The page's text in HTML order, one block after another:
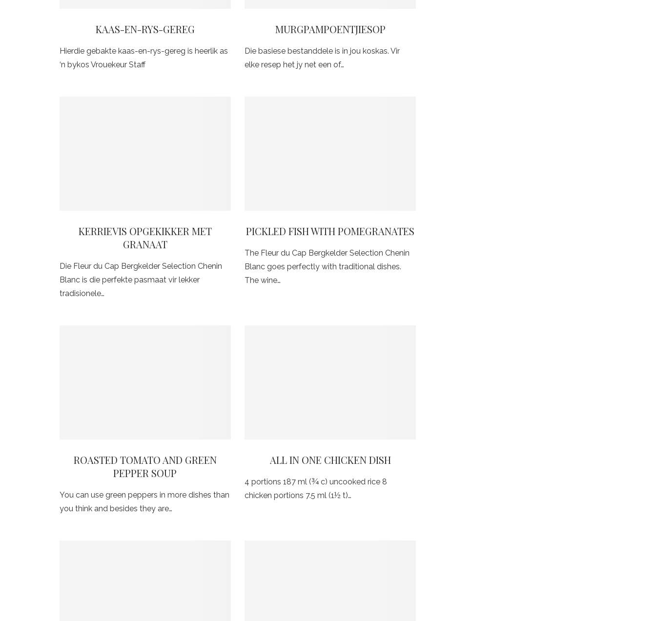
KAAS-EN-RYS-GEREG
Hierdie gebakte kaas-en-rys-gereg is heerlik as
‘n bykos Vrouekeur Staff
MURGPAMPOENTJIESOP
Die basiese bestanddele is in jou koskas. Vir
elke resep het jy net een of…
KERRIEVIS OPGEKIKKER MET
GRANAAT
Die Fleur du Cap Bergkelder Selection Chenin
Blanc is die perfekte pasmaat vir lekker
tradisionele…
PICKLED FISH WITH POMEGRANATES
The Fleur du Cap Bergkelder Selection Chenin
Blanc goes perfectly with traditional dishes.
The wine…
ROASTED TOMATO AND GREEN
PEPPER SOUP
You can use green peppers in more dishes than
you think and besides they are…
ALL IN ONE CHICKEN DISH
4 portions 187 ml (¾ c) uncooked rice 8
chicken portions 7.5 ml (1½ t)…